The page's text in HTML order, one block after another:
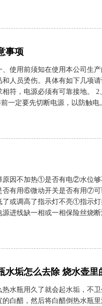
事项
使用前须知在使用本公司生
人员烫伤。具体有如下几项
符，电源必须有可靠接地。
一定要先切断电源，以防触电
原因不加热①是否有电②水位
有用⑥微动开关是否有用⑦可
或调高了指示灯不亮①指示
进线缺一相或一相保险丝烧
水垢怎么去除 烧水壶
水瓶用久了就会起水垢，不
白醋，然后将白醋倒热水瓶